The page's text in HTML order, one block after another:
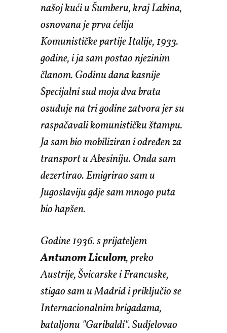
našoj kući u Šumberu, kraj Labina,
osnovana je prva ćelija
Komunističke partije Italije, 1933.
godine, i ja sam postao njezinim
članom. Godinu dana kasnije
Specijalni sud moja dva brata
osuđuje na tri godine zatvora jer su
raspačavali komunističku štampu.
Ja sam bio mobiliziran i određen za
transport u Abesiniju. Onda sam
dezertirao. Emigrirao sam u
Jugoslaviju gdje sam mnogo puta
bio hapšen.
Godine 1936. s prijateljem
Antunom Liculom, preko
Austrije, Švicarske i Francuske,
stigao sam u Madrid i priključio se
Internacionalnim brigadama,
bataljonu "Garibaldi". Sudjelovao